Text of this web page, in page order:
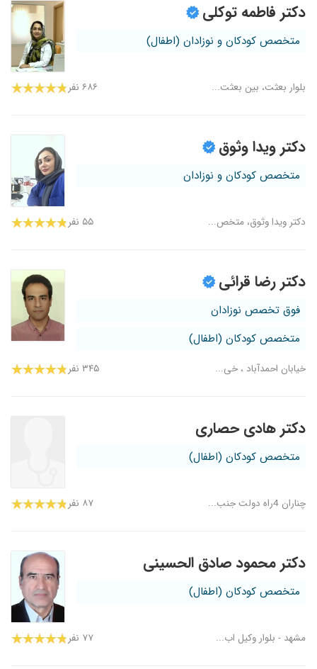
دکتر فاطمه توکلی
متخصص کودکان و نوزادان (اطفال)
بلوار بعثت، بین بعثت... ۶۸۶ نفر
دکتر ویدا وثوق
متخصص کودکان و نوزادان
دکتر ویدا وثوق، متخص... ۵۵ نفر
دکتر رضا قرائی
فوق تخصص نوزادان
متخصص کودکان (اطفال)
خیابان احمدآباد ، خی... ۳۴۵ نفر
دکتر هادی حصاری
متخصص کودکان (اطفال)
چناران 4راه دولت جنب... ۸۷ نفر
دکتر محمود صادق الحسینی
متخصص کودکان (اطفال)
مشهد - بلوار وکیل اب... ۷۷ نفر